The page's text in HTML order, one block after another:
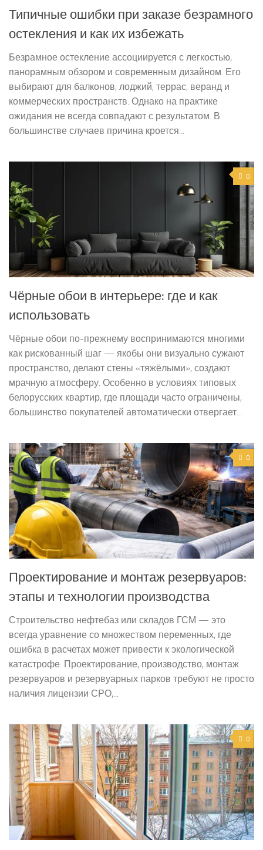
Типичные ошибки при заказе безрамного
остекления и как их избежать
Безрамное остекление ассоциируется с легкостью,
панорамным обзором и современным дизайном. Его
выбирают для балконов, лоджий, террас, веранд и
коммерческих пространств. Однако на практике
ожидания не всегда совпадают с результатом. В
большинстве случаев причина кроется...
0
Чёрные обои в интерьере: где и как
использовать
Чёрные обои по-прежнему воспринимаются многими
как рискованный шаг — якобы они визуально сужают
пространство, делают стены «тяжёлыми», создают
мрачную атмосферу. Особенно в условиях типовых
белорусских квартир, где площади часто ограничены,
большинство покупателей автоматически отвергает...
0
Проектирование и монтаж резервуаров:
этапы и технологии производства
Строительство нефтебаз или складов ГСМ — это
всегда уравнение со множеством переменных, где
ошибка в расчетах может привести к экологической
катастрофе. Проектирование, производство, монтаж
резервуаров и резервуарных парков требуют не просто
наличия лицензии СРО,...
0